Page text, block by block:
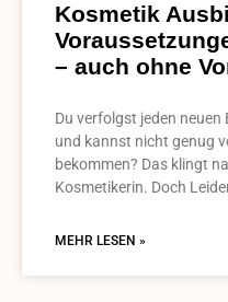
Kosmetik
– auch ohne
Du verfolgst jeden neuen
und kannst nicht genug
bekommen? Das klingt
Kosmetikerin. Doch
MEHR LESEN »